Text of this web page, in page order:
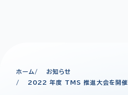
ホーム
お知らせ
2022 年度 TMS 推進大会を開催